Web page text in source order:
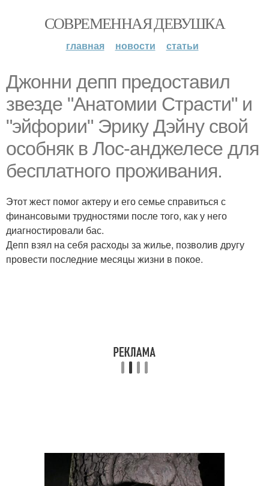
СОВРЕМЕННАЯ ДЕВУШКА
главная новости статьи
Джонни депп предоставил
звезде "Анатомии Страсти" и
"эйфории" Эрику Дэйну свой
особняк в Лос-анджелесе для
бесплатного проживания.
Этот жест помог актеру и его семье справиться с
финансовыми трудностями после того, как у него
диагностировали бас.
Депп взял на себя расходы за жилье, позволив другу
провести последние месяцы жизни в покое.